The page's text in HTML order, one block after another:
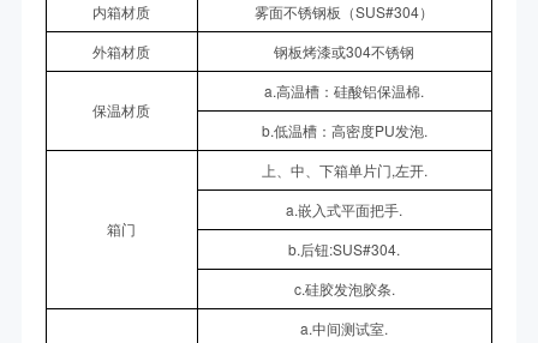
内箱材质
雾面不锈钢板（SUS#304）
外箱材质
钢板烤漆或304不锈钢
保温材质
a.高温槽：硅酸铝保温棉.
b.低温槽：高密度PU发泡.
箱门
上、中、下箱单片门,左开.
a.嵌入式平面把手.
b.后钮:SUS#304.
c.硅胶发泡胶条.
a.中间测试室.